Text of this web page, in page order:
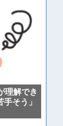
理解でき
そう」